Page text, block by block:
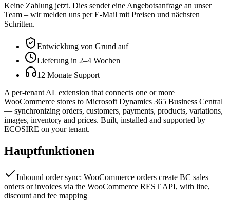
Keine Zahlung jetzt. Dies sendet eine Angebotsanfrage an unser
Team – wir melden uns per E-Mail mit Preisen und nächsten
Schritten.
Entwicklung von Grund auf
Lieferung in 2–4 Wochen
12 Monate Support
A per-tenant AL extension that connects one or more
WooCommerce stores to Microsoft Dynamics 365 Business Central
— synchronizing orders, customers, payments, products, variations,
images, inventory and prices. Built, installed and supported by
ECOSIRE on your tenant.
Hauptfunktionen
Inbound order sync: WooCommerce orders create BC sales
orders or invoices via the WooCommerce REST API, with line,
discount and fee mapping